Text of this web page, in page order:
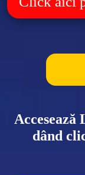
dând